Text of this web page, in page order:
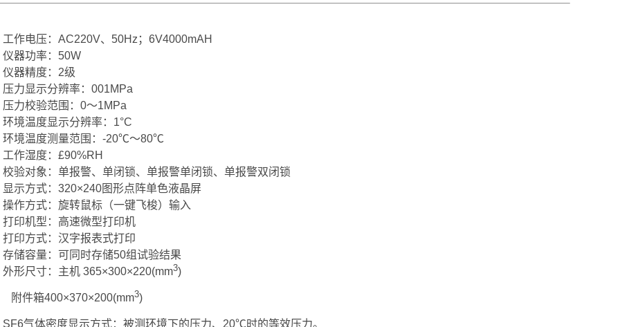
工作电压：AC220V、50Hz；6V4000mAH
仪器功率：50W
仪器精度：2级
压力显示分辨率：001MPa
压力校验范围：0～1MPa
环境温度显示分辨率：1°C
环境温度测量范围：-20℃～80℃
工作湿度：£90%RH
校验对象：单报警、单闭锁、单报警单闭锁、单报警双闭锁
显示方式：320×240图形点阵单色液晶屏
操作方式：旋转鼠标（一键飞梭）输入
打印机型：高速微型打印机
打印方式：汉字报表式打印
存储容量：可同时存储50组试验结果
外形尺寸：主机 365×300×220(mm3)
箱400×370×200(mm3)
SF6气体密度显示方式：被测环境下的压力、20℃时的等效压力。